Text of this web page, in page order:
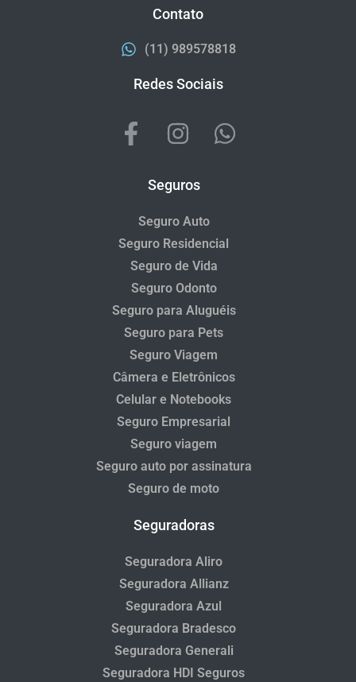
Contato
(11) 989578818
Redes Sociais
Seguros
Seguro Auto
Seguro Residencial
Seguro de Vida
Seguro Odonto
Seguro para Aluguéis
Seguro para Pets
Seguro Viagem
Câmera e Eletrônicos
Celular e Notebooks
Seguro Empresarial
Seguro viagem
Seguro auto por assinatura
Seguro de moto
Seguradoras
Seguradora Aliro
Seguradora Allianz
Seguradora Azul
Seguradora Bradesco
Seguradora Generali
Seguradora HDI Seguros